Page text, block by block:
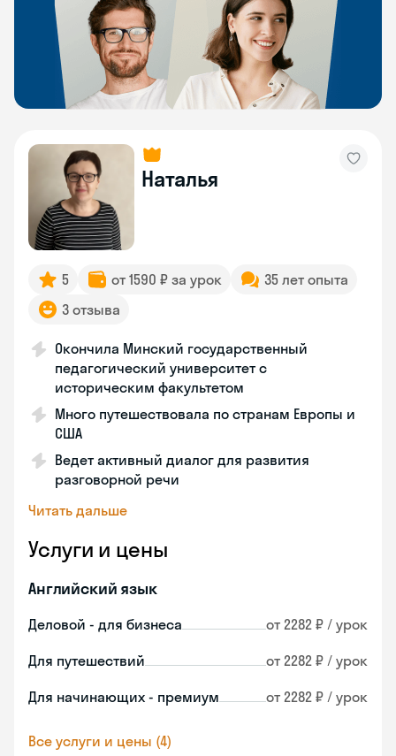
Наталья
5 от 1590 ₽ за урок
35 лет опыта
3 отзыва
Окончила Минский государственный
педагогический университет с
историческим факультетом
Много путешествовала по странам Европы и
США
Ведет активный диалог для развития
разговорной речи
Читать дальше
Услуги и цены
Английский язык
Деловой - для бизнеса от 2282 ₽ / урок
Для путешествий от 2282 ₽ / урок
Для начинающих - премиум от 2282 ₽ / урок
Все услуги и цены (4)